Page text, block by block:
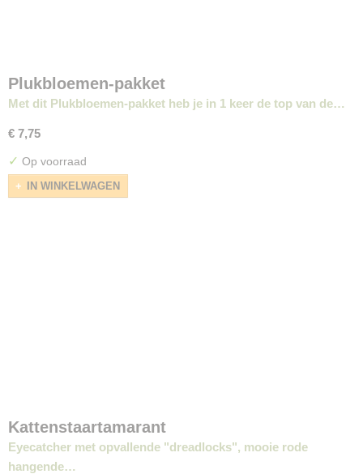
Plukbloemen-pakket
Met dit Plukbloemen-pakket heb je in 1 keer de top van de…
€ 7,75
✓ Op voorraad
IN WINKELWAGEN
Kattenstaartamarant
Eyecatcher met opvallende "dreadlocks", mooie rode
hangende…